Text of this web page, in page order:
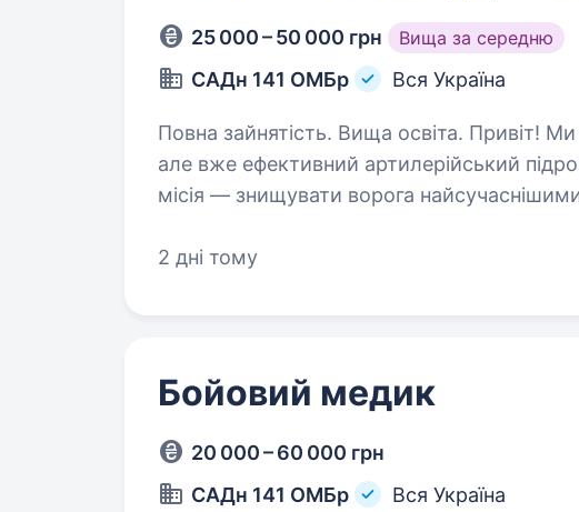
25 000 – 50 000 грн Вища за середню
САДн 141 ОМБр Вся Україна
Повна зайнятість. Вища освіта. Привіт! Ми — САДн 141 ОМБр, молодий,
але вже ефективний артилерійський
місія — знищувати ворога
2 дні тому
Бойовий медик
20 000 – 60 000 грн
САДн 141 ОМБр
Вся Україна